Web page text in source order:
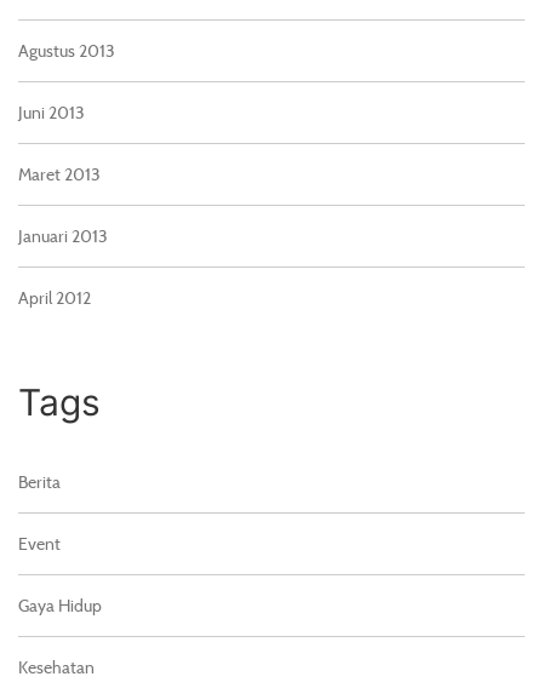
Agustus 2013
Juni 2013
Maret 2013
Januari 2013
April 2012
Tags
Berita
Event
Gaya Hidup
Kesehatan